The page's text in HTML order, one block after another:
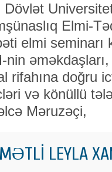
Dövlət
Elmi-
elmi seminarı
nin
rifahına doğru
və könüllü
Məruzəçi,
LEYLA